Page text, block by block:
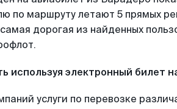
по маршруту летают 5 прямых
дорогая из найденных
используя электронный билет
услуги по перевозке